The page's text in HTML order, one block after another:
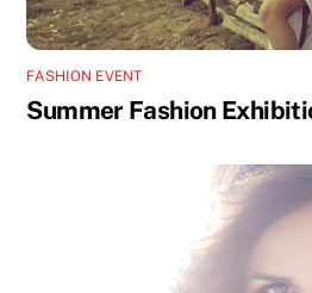
FASHION EVENT
Summer Fashion